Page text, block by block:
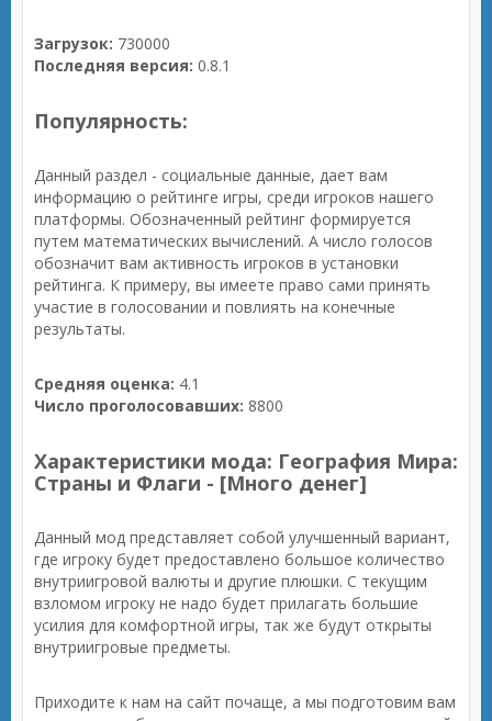
Загрузок: 730000
Последняя версия: 0.8.1
Популярность:
Данный раздел - социальные данные, дает вам
информацию о рейтинге игры, среди игроков нашего
платформы. Обозначенный рейтинг формируется
путем математических вычислений. А число голосов
обозначит вам активность игроков в установки
рейтинга. К примеру, вы имеете право сами принять
участие в голосовании и повлиять на конечные
результаты.
Средняя оценка: 4.1
Число проголосовавших: 8800
Характеристики мода: География Мира:
Страны и Флаги - [Много денег]
Данный мод представляет собой улучшенный вариант,
где игроку будет предоставлено большое количество
внутриигровой валюты и другие плюшки. С текущим
взломом игроку не надо будет прилагать большие
усилия для комфортной игры, так же будут открыты
внутриигровые предметы.
Приходите к нам на сайт почаще, а мы подготовим вам